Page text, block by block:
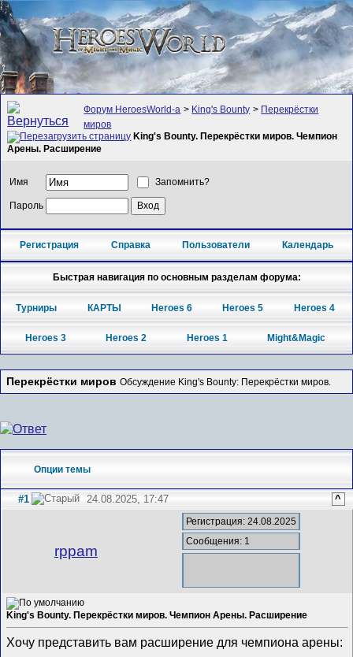
Форум HeroesWorld-а > King's Bounty > Перекрёстки
миров
King's Bounty. Перекрёстки миров. Чемпион
Арены. Расширение
Имя Запомнить?
Пароль
Регистрация Справка Пользователи Календарь
Быстрая навигация по основным разделам форума:
Турниры КАРТЫ Heroes 6 Heroes 5 Heroes 4
Heroes 3 Heroes 2 Heroes 1 Might&Magic
Перекрёстки миров Обсуждение King's Bounty: Перекрёстки миров.
Опции темы
#1 24.08.2025, 17:47 ^
rppam
Регистрация: 24.08.2025
Сообщения: 1
King's Bounty. Перекрёстки миров. Чемпион Арены. Расширение
Хочу представить вам расширение для чемпиона арены: